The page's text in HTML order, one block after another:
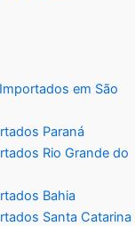
em São
Paraná
Rio Grande do
Bahia
Santa Catarina